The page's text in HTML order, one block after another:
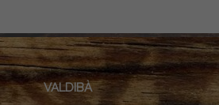
VALDIBÀ